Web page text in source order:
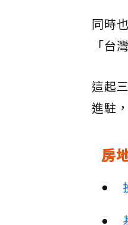
同時
「台
這起
進駐
房